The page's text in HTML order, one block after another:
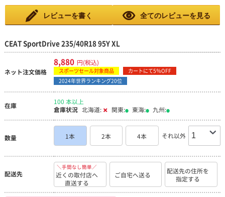
5は新品時はブロックがヨレて全くタイムが出せず、ある程度摩
耗してからタイムが出るのに対しCEATタイヤは、新品時サーキ
ット一発目、一周目からしっかりとしたパフォーマンスを出して
ヤ共に新品でテストHF805 61.5CEAT. 59.9参考程度になりますが
以上の結果でした。おそらくHF805は摩耗が進んでヨレが解消さ
れればCEATと同タイムくらいにはなると思います。参考(A氏HF
805摩耗済み60.7 CEAT61.1)HF805との価格差は一本あたり約30
00円一部サーキットタイムアタック界隈で賑わっているハイフラ
イチャレンジにこのタイヤも混ざる事ができれば、自分なら迷わ
ずこちらのタイヤを選択します。それくらいバランスの取れた良
いタイヤだと思います。一点、気になる所としてはサーキット走
行で使った際横への負荷を与えすぎるとショルダー部分に若干の
ひび割れが発生していました。今の所不自由は無いですが経過観
察してみたいと思います。
レビューを書く 全てのレビューを見る
CEAT SportDrive 235/40R18 95Y XL
ネット注文価格
8,880 円(税込)
スポーツセール対象商品
カートにて5％OFF
2024年世界ランキング20位
在庫
100 本以上
倉庫状況 北海道: 関東: 東海: 九州:
数量 1本 2本 4本 それ以外
配送先
＼手間なし簡単／
近くの取付店へ
直送する
ご自宅へ送る
配送先の住所を
指定する